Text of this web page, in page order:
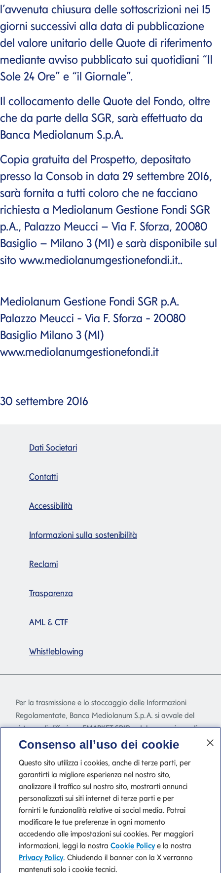
l’avvenuta chiusura delle sottoscrizioni nei 15
giorni successivi alla data di pubblicazione
del valore unitario delle Quote di riferimento
mediante avviso pubblicato sui quotidiani “Il
Sole 24 Ore” e “il Giornale”.
Il collocamento delle Quote del Fondo, oltre
che da parte della SGR, sarà effettuato da
Banca Mediolanum S.p.A.
Copia gratuita del Prospetto, depositato
presso la Consob in data 29 settembre 2016,
sarà fornita a tutti coloro che ne facciano
richiesta a Mediolanum Gestione Fondi SGR
p.A., Palazzo Meucci – Via F. Sforza, 20080
Basiglio – Milano 3 (MI) e sarà disponibile sul
sito www.mediolanumgestionefondi.it..
Mediolanum Gestione Fondi SGR p.A.
Palazzo Meucci - Via F. Sforza - 20080
Basiglio Milano 3 (MI)
www.mediolanumgestionefondi.it
30 settembre 2016
Dati Societari
Contatti
Accessibilità
Informazioni sulla sostenibilità
Reclami
Trasparenza
AML & CTF
Whistleblowing
Per la trasmissione e lo stoccaggio delle Informazioni
Regolamentate, Banca Mediolanum S.p.A. si avvale del
sistema di diffusione EMARKET SDIR e del meccanismo di
stoccaggio EMARKET Storage disponibile
Teleborsa S.r.l. - con sede Piazza di Priscilla, 4 - Roma - a
seguito dell'autorizzazione e delle delibere CONSOB n.
22517 e 22518 del 23 novembre 2022.
P. IVA 10540610960 del Gruppo IVA Banca Mediolanum
Consenso all’uso dei cookie
Questo sito utilizza i cookies, anche di terze parti, per
garantirti la migliore esperienza nel nostro sito,
analizzare il traffico sul nostro sito, mostrarti annunci
personalizzati sui siti internet di terze parti e per
fornirti le funzionalità relative ai social media. Potrai
modificare le tue preferenze in ogni momento
accedendo alle impostazioni sui cookies. Per maggiori
informazioni, leggi la nostraCookie Policye la nostra
Privacy Policy. Chiudendo il banner con la X verranno
mantenuti solo i cookie tecnici.